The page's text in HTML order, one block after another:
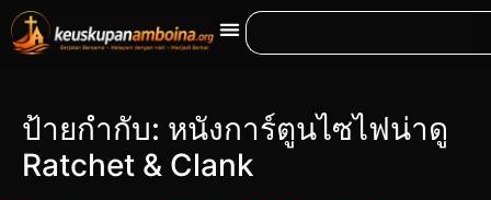
ป้ายกำกับ: หนังการ์ตูนไซไฟน่าดู
Ratchet & Clank